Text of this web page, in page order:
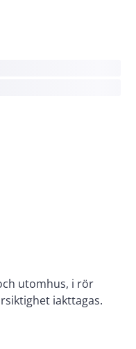
iakttagas.